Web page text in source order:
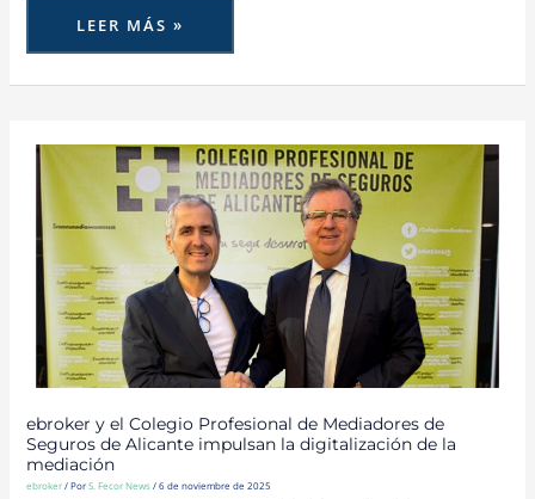
LEER MÁS »
ebroker y el Colegio Profesional de Mediadores de
Seguros de Alicante impulsan la digitalización de la
mediación
ebroker/ PorS. Fecor News/6 de noviembre de 2025
EBROKER
Y
COLEGIO
PROFESIONAL
DE
MEDIADORES
SEGUROS
DE
ALICANTE
IMPULSAN
LA
DIGITALIZACIÓN
DE
LA
MEDIACIÓN